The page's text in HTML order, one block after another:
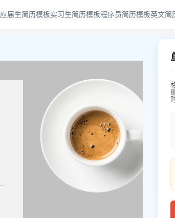
应届生简历模板实习生简历模板程序员简历模板英文简